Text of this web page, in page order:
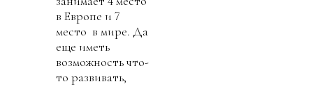
в Европе и 7
место в мире. Да
еще иметь
возможность что-
то развивать,